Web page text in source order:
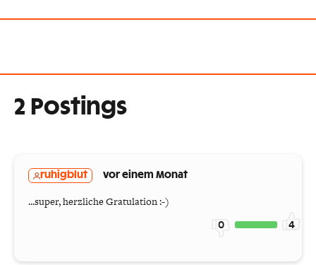
2 Postings
ruhigblut vor einem Monat
...super, herzliche Gratulation :-)
0 4